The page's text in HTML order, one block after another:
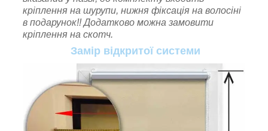
кріплення на шурупи, нижня фіксація на волосіні
в подарунок!! Додатково можна замовити
кріплення на скотч.
Замір відкритої системи